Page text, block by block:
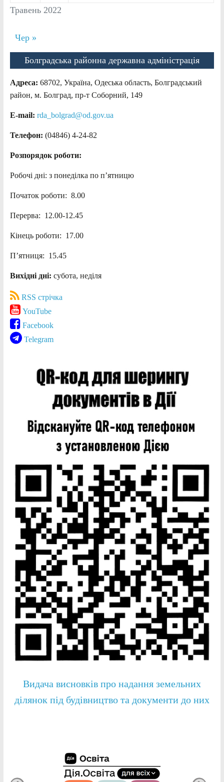
Травень 2022
Чер »
Болградська районна державна адміністрація
Адреса: 68702, Україна, Одеська область, Болградський
район, м. Болград, пр-т Соборний, 149
E-mail: rda_bolgrad@od.gov.ua
Телефон: (04846) 4-24-82
Розпорядок роботи:
Робочі дні: з понеділка по п’ятницю
Початок роботи: 8.00
Перерва: 12.00-12.45
Кінець роботи: 17.00
П’ятниця: 15.45
Вихідні дні: субота, неділя
RSS стрічка
YouTube
Facebook
Telegram
Видача висновків про надання земельних
ділянок під будівництво та документи до них